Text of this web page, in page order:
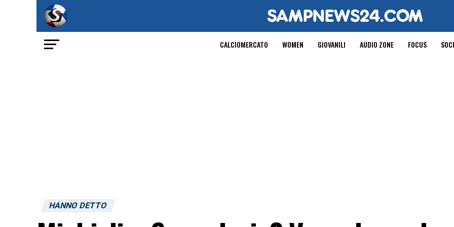
CALCIOMERCATO WOMEN GIOVANILI AUDIO ZONE FOCUS
HANNO DETTO